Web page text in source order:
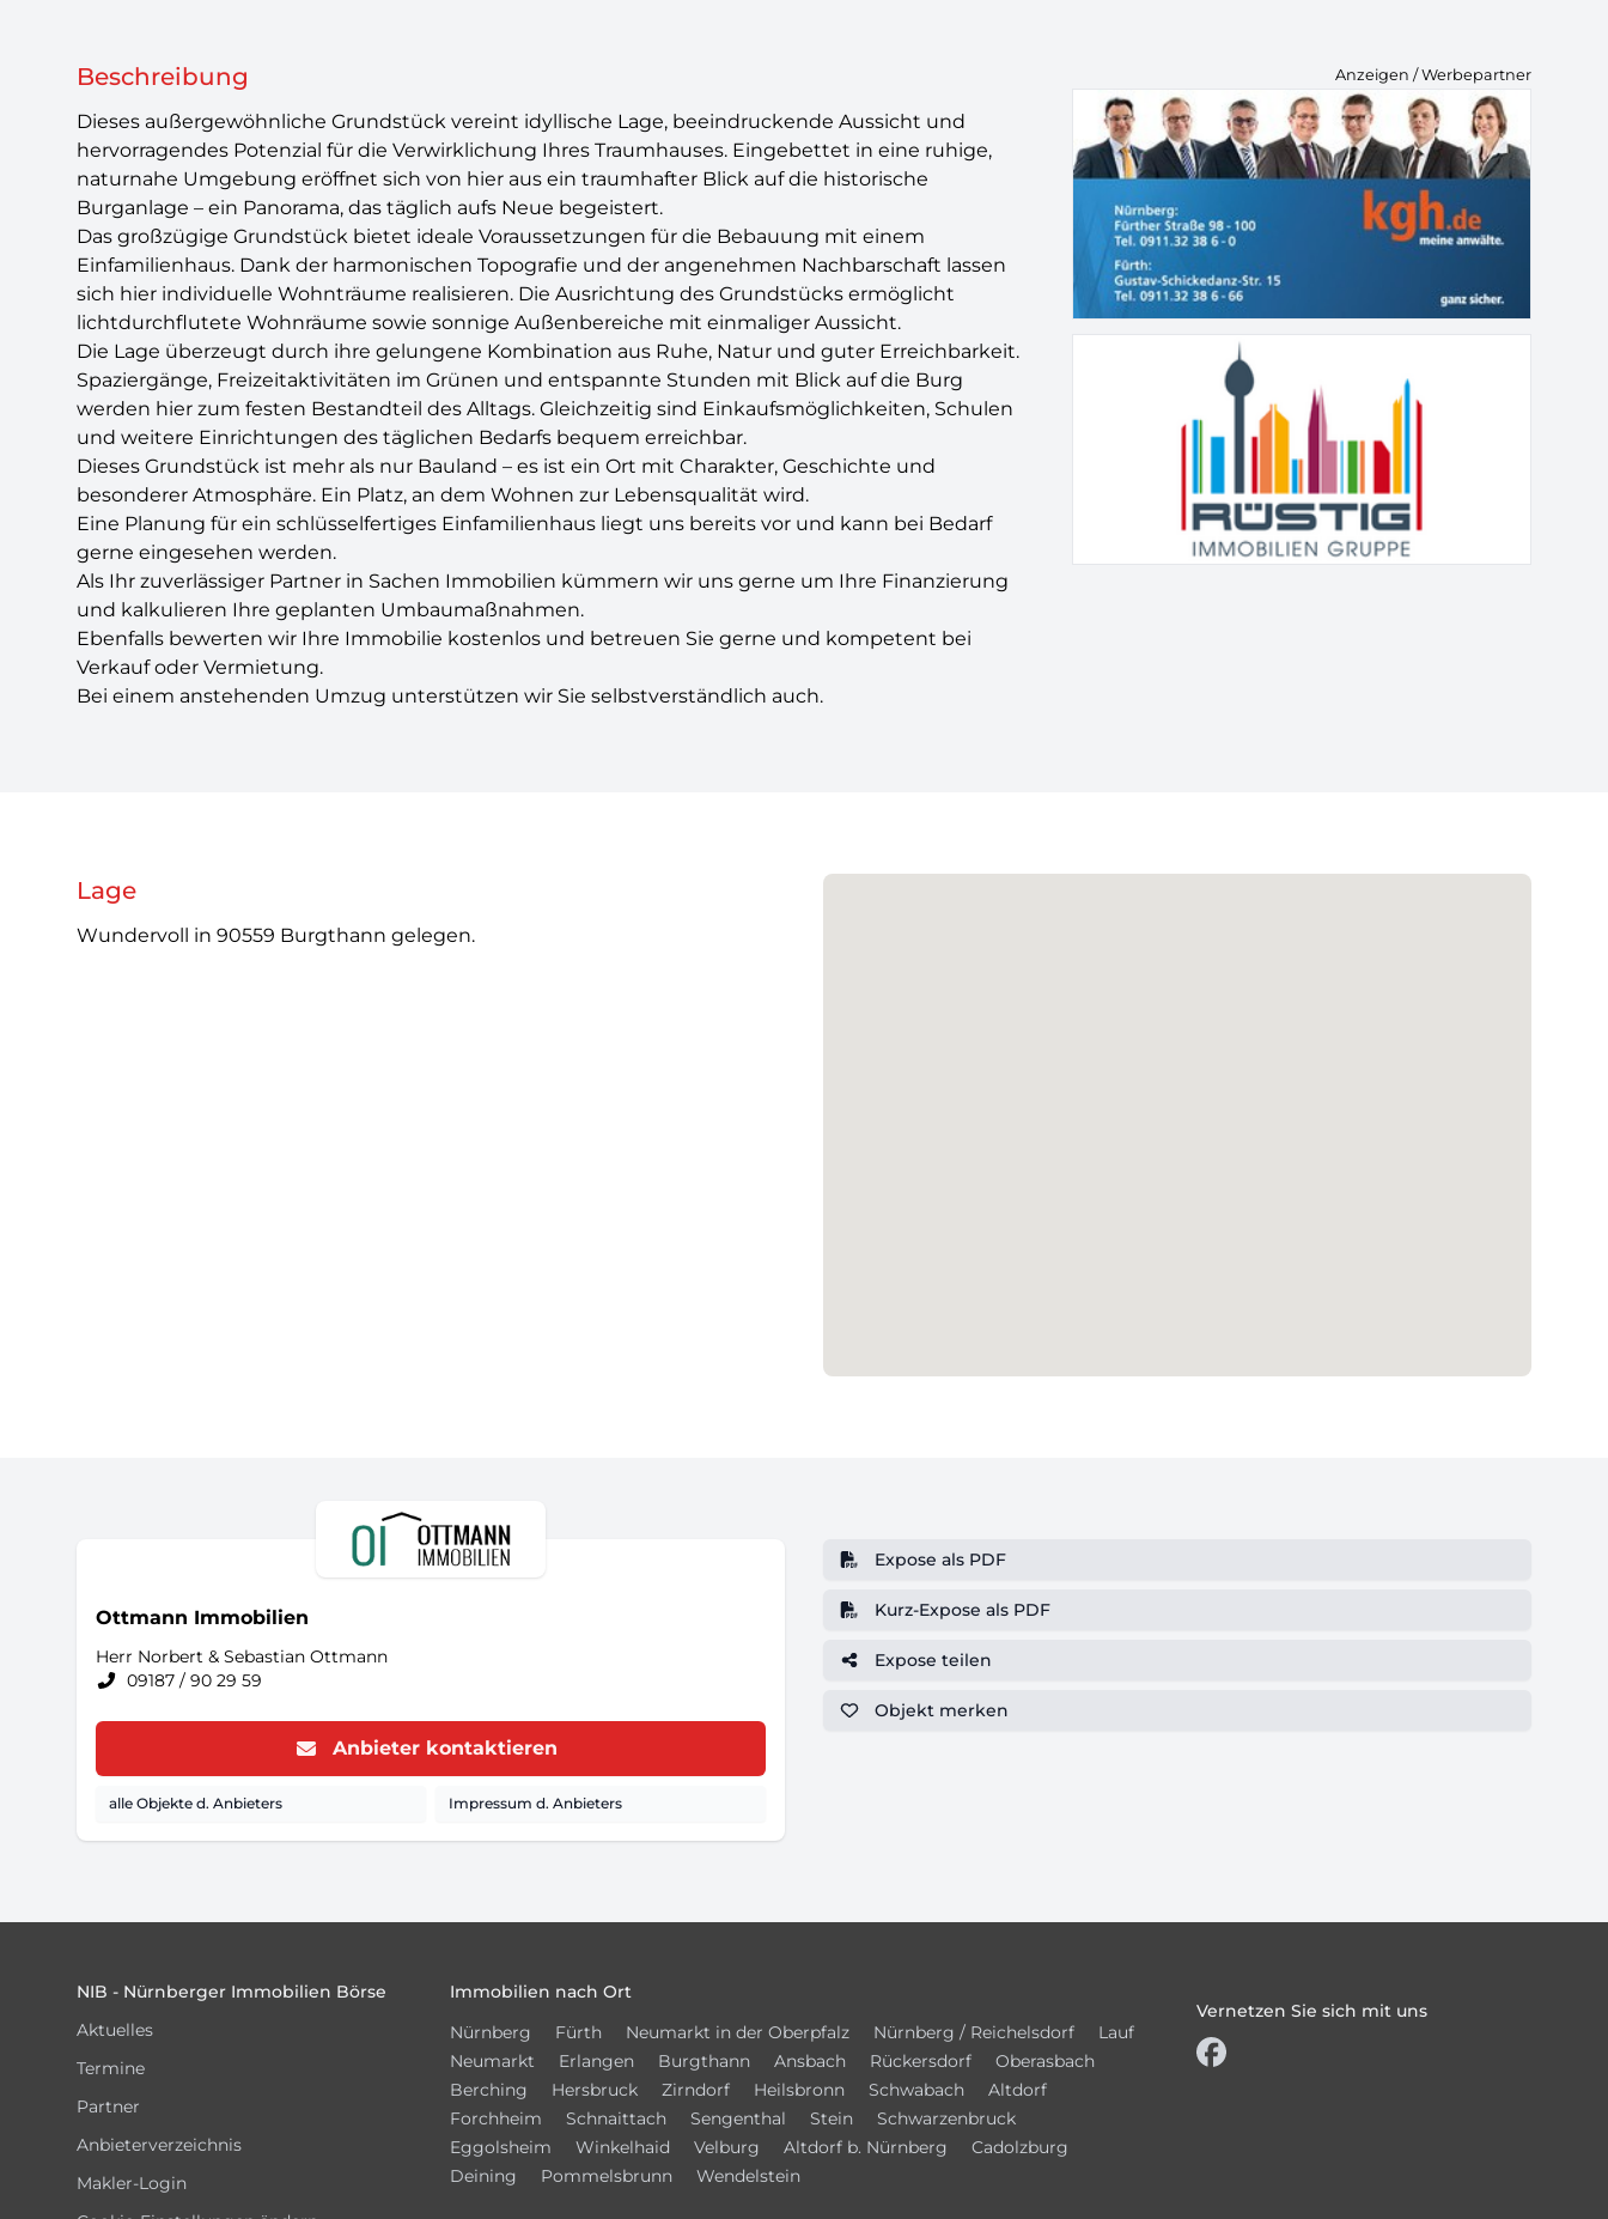
Beschreibung
Dieses außergewöhnliche Grundstück vereint idyllische Lage, beeindruckende Aussicht und
hervorragendes Potenzial für die Verwirklichung Ihres Traumhauses. Eingebettet in eine ruhige,
naturnahe Umgebung eröffnet sich von hier aus ein traumhafter Blick auf die historische
Burganlage – ein Panorama, das täglich aufs Neue begeistert.
Das großzügige Grundstück bietet ideale Voraussetzungen für die Bebauung mit einem
Einfamilienhaus. Dank der harmonischen Topografie und der angenehmen Nachbarschaft lassen
sich hier individuelle Wohnträume realisieren. Die Ausrichtung des Grundstücks ermöglicht
lichtdurchflutete Wohnräume sowie sonnige Außenbereiche mit einmaliger Aussicht.
Die Lage überzeugt durch ihre gelungene Kombination aus Ruhe, Natur und guter Erreichbarkeit.
Spaziergänge, Freizeitaktivitäten im Grünen und entspannte Stunden mit Blick auf die Burg
werden hier zum festen Bestandteil des Alltags. Gleichzeitig sind Einkaufsmöglichkeiten, Schulen
und weitere Einrichtungen des täglichen Bedarfs bequem erreichbar.
Dieses Grundstück ist mehr als nur Bauland – es ist ein Ort mit Charakter, Geschichte und
besonderer Atmosphäre. Ein Platz, an dem Wohnen zur Lebensqualität wird.
Eine Planung für ein schlüsselfertiges Einfamilienhaus liegt uns bereits vor und kann bei Bedarf
gerne eingesehen werden.
Als Ihr zuverlässiger Partner in Sachen Immobilien kümmern wir uns gerne um Ihre Finanzierung
und kalkulieren Ihre geplanten Umbaumaßnahmen.
Ebenfalls bewerten wir Ihre Immobilie kostenlos und betreuen Sie gerne und kompetent bei
Verkauf oder Vermietung.
Bei einem anstehenden Umzug unterstützen wir Sie selbstverständlich auch.
Anzeigen / Werbepartner
Lage
Wundervoll in 90559 Burgthann gelegen.
Ottmann Immobilien
Herr Norbert & Sebastian Ottmann
09187 / 90 29 59
Anbieter kontaktieren
alle Objekte d. Anbieters Impressum d. Anbieters
Expose als PDF
Kurz-Expose als PDF
Expose teilen
Objekt merken
NIB - Nürnberger Immobilien Börse
Aktuelles
Termine
Partner
Anbieterverzeichnis
Makler-Login
Immobilien nach Ort
Nürnberg
Fürth Neumarkt in der Oberpfalz Nürnberg / Reichelsdorf
Lauf
Neumarkt
Erlangen Burgthann Ansbach Rückersdorf
Oberasbach
Berching
Hersbruck Zirndorf Heilsbronn Schwabach
Altdorf
Forchheim
Schnaittach Sengenthal Stein
Schwarzenbruck
Eggolsheim
Winkelhaid Velburg Altdorf b. Nürnberg
Cadolzburg
Deining
Pommelsbrunn Wendelstein
Vernetzen Sie sich mit uns